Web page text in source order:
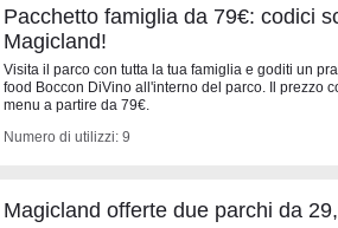
Pacchetto famiglia da 79€: codici
Magicland!
Visita il parco con tutta la tua famiglia e goditi un
food Boccon DiVino all'interno del parco. Il prezzo
menu a partire da 79€.
Numero di utilizzi: 9
Magicland offerte due parchi da